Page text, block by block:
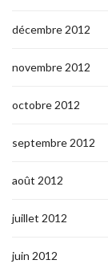
décembre 2012
novembre 2012
octobre 2012
septembre 2012
août 2012
juillet 2012
juin 2012